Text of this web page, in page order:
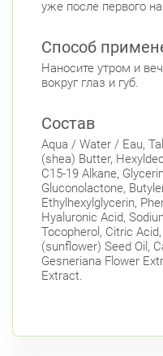
уже после первого
Способ
Наносите утром и
вокруг глаз и губ.
Состав
Aqua / Water / Eau,
(shea) Butter,
C15-19 Alkane,
Gluconolactone,
Ethylhexylglycerin,
Hyaluronic Acid,
Tocopherol, Citric
(sunflower) Seed Oil,
Gesneriana Flower
Extract.